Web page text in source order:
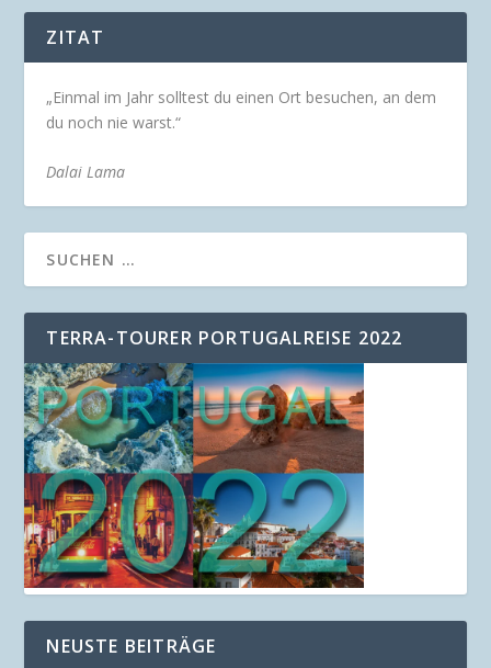
ZITAT
„Einmal im Jahr solltest du einen Ort besuchen, an dem
du noch nie warst.“
Dalai Lama
TERRA-TOURER PORTUGALREISE 2022
NEUSTE BEITRÄGE